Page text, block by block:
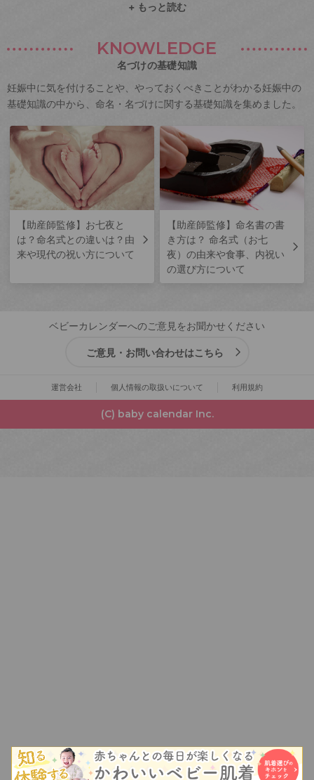
+ もっと読む
KNOWLEDGE
名づけの基礎知識
妊娠中に気を付けることや、やっておくべきことがわかる妊娠中の
基礎知識の中から、命名・名づけに関する基礎知識を集めました。
【助産師監修】お七夜と
は？命名式との違いは？由
来や現代の祝い方について
【助産師監修】命名書の書
き方は？ 命名式（お七
夜）の由来や食事、内祝い
の選び方について
ベビーカレンダーへのご意見をお聞かせください
ご意見・お問い合わせはこちら
運営会社 個人情報の取扱いについて 利用規約
(C) baby calendar Inc.